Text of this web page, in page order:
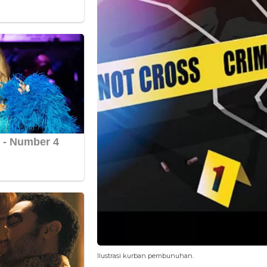
Ilustrasi kurban pembunuhan.